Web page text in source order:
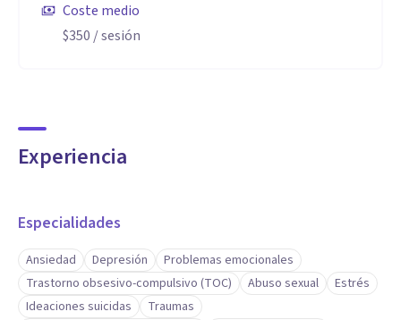
Coste medio
$350 / sesión
Experiencia
Especialidades
Ansiedad Depresión
Problemas emocionales
Trastorno obsesivo-compulsivo (TOC)
Abuso sexual
Estrés
Ideaciones suicidas
Traumas